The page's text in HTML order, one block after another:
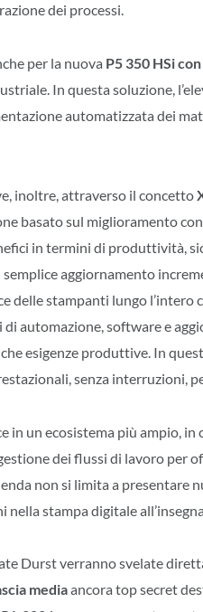
dei processi.
per la nuova P5 350 HSi
In questa soluzione,
automatizzata dei
inoltre, attraverso il concetto
basato sul miglioramento
in termini di produttività,
aggiornamento
delle stampanti lungo l’intero
automazione, software e
esigenze produttive. In
senza interruzioni,
in un ecosistema più ampio,
dei flussi di lavoro per
non si limita a
nella stampa digitale
Durst verranno svelate
mediaancora top secret